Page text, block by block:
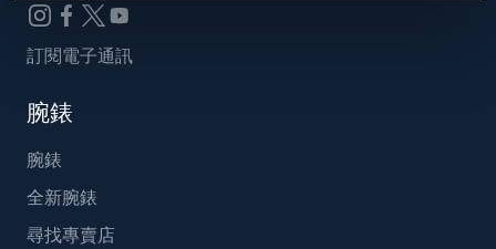
訂閱電子通訊
腕錶
腕錶
全新腕錶
尋找專賣店